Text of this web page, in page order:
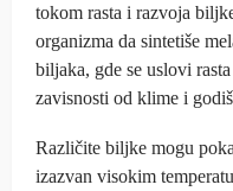
tokom rasta i razvoja
organizma da sintetiše
biljaka, gde se uslovi
zavisnosti od klime i
Različite biljke mogu
izazvan visokim